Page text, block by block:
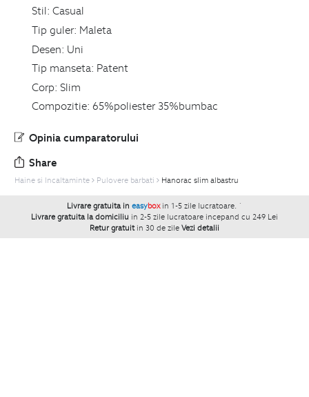
Stil: Casual
Tip guler: Maleta
Desen: Uni
Tip manseta: Patent
Corp: Slim
Compozitie: 65%poliester 35%bumbac
Opinia cumparatorului
Share
Haine si Incaltaminte Pulovere barbati Hanorac slim albastru
Livrare gratuita in easybox in 1-5 zile lucratoare. `
Livrare gratuita la domiciliu in 2-5 zile lucratoare incepand cu 249 Lei
Retur gratuit in 30 de zile Vezi detalii